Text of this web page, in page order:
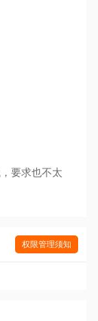
要求也不太
权限管理须知